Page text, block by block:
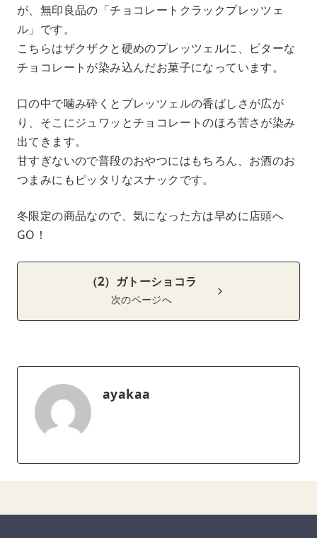
が、無印良品の「チョコレートクラックプレッツェ
ル」です。
こちらはザクザクと硬めのプレッツェルに、ビターな
チョコレートが染み込んだお菓子になっています。
口の中で噛み砕くとプレッツェルの香ばしさが広が
り、そこにジュワッとチョコレートのほろ苦さが染み
出てきます。
甘すぎないので普段のおやつにはもちろん、お酒のお
つまみにもピッタリなスナックです。
冬限定の商品なので、気になった方は早めに店頭へ
GO！
（2）ガトーショコラ
次のページへ
ayakaa